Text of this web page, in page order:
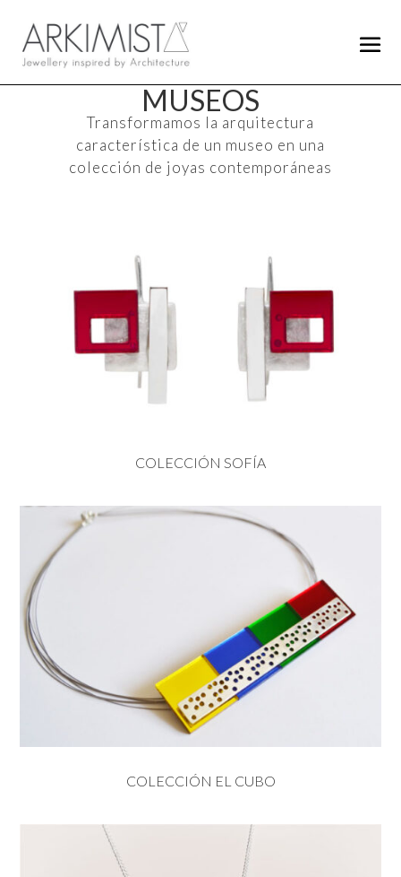
MUSEOS
Transformamos la arquitectura
característica de un museo en una
colección de joyas contemporáneas
COLECCIÓN SOFÍA
COLECCIÓN EL CUBO